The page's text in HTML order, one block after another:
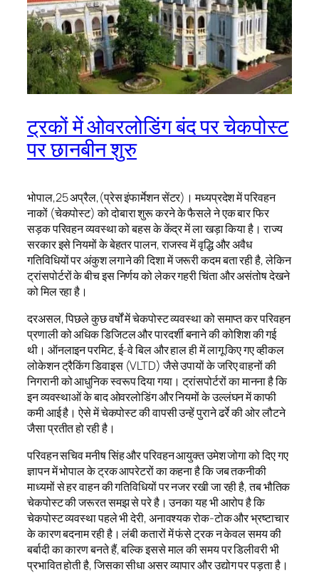
ट्रकों में ओवरलोडिंग बंद पर चेकपोस्ट
पर छानबीन शुरु
भोपाल,25 अप्रैल,(प्रेस इंफार्मेशन सेंटर)। मध्यप्रदेश में परिवहन
नाकों (चेकपोस्ट) को दोबारा शुरू करने के फैसले ने एक बार फिर
सड़क परिवहन व्यवस्था को बहस के केंद्र में ला खड़ा किया है। राज्य
सरकार इसे नियमों के बेहतर पालन, राजस्व में वृद्धि और अवैध
गतिविधियों पर अंकुश लगाने की दिशा में जरूरी कदम बता रही है, लेकिन
ट्रांसपोर्टरों के बीच इस निर्णय को लेकर गहरी चिंता और असंतोष देखने
को मिल रहा है।
दरअसल, पिछले कुछ वर्षों में चेकपोस्ट व्यवस्था को समाप्त कर परिवहन
प्रणाली को अधिक डिजिटल और पारदर्शी बनाने की कोशिश की गई
थी। ऑनलाइन परमिट, ई-वे बिल और हाल ही में लागू किए गए व्हीकल
लोकेशन ट्रैकिंग डिवाइस (VLTD) जैसे उपायों के जरिए वाहनों की
निगरानी को आधुनिक स्वरूप दिया गया। ट्रांसपोर्टरों का मानना है कि
इन व्यवस्थाओं के बाद ओवरलोडिंग और नियमों के उल्लंघन में काफी
कमी आई है। ऐसे में चेकपोस्ट की वापसी उन्हें पुराने ढर्रे की ओर लौटने
जैसा प्रतीत हो रही है।
परिवहन सचिव मनीष सिंह और परिवहन आयुक्त उमेश जोगा को दिए गए
ज्ञापन में भोपाल के ट्रक आपरेटरों का कहना है कि जब तकनीकी
माध्यमों से हर वाहन की गतिविधियों पर नजर रखी जा रही है, तब भौतिक
चेकपोस्ट की जरूरत समझ से परे है। उनका यह भी आरोप है कि
चेकपोस्ट व्यवस्था पहले भी देरी, अनावश्यक रोक-टोक और भ्रष्टाचार
के कारण बदनाम रही है। लंबी कतारों में फंसे ट्रक न केवल समय की
बर्बादी का कारण बनते हैं, बल्कि इससे माल की समय पर डिलीवरी भी
प्रभावित होती है, जिसका सीधा असर व्यापार और उद्योग पर पड़ता है।